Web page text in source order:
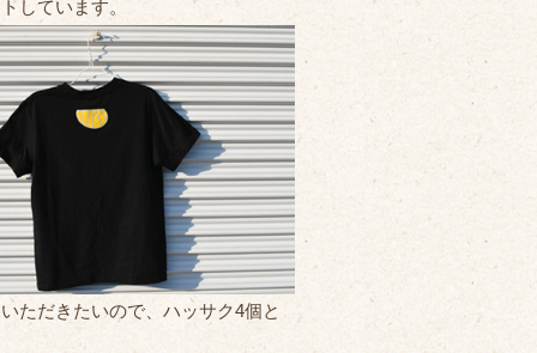
しています。
ただきたいので、ハッサク4個と